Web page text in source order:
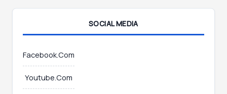
SOCIAL MEDIA
Facebook.Com
Youtube.Com